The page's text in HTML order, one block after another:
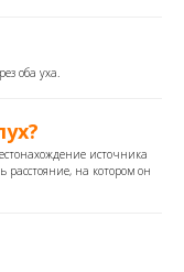
оба уха.
источника
на котором он